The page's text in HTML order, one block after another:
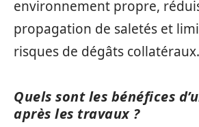
environnement propre,
propagation de saletés et
risques de dégâts collatéraux.
Quels sont les bénéfices
après les travaux ?